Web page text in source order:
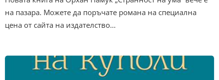
на пазара. Можете да поръчате романа на специална
цена от сайта на издателство…